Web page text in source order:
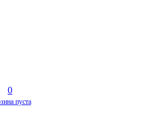
0
пуста